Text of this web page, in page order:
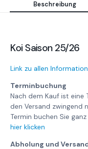
Beschreibung
Koi Saison 25/26
Link zu allen
Terminbuchung
Nach dem Kauf ist eine
den Versand zwingend
Termin buchen Sie
hier klicken
Abholung und